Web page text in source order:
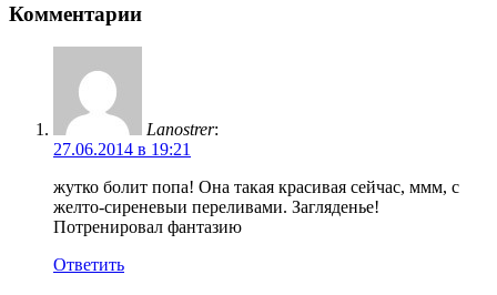
Комментарии
Lanostrer:
27.06.2014 в 19:21
жутко болит попа! Она такая красивая сейчас, ммм, с
желто-сиреневыи переливами. Загляденье!
Потренировал фантазию
Ответить